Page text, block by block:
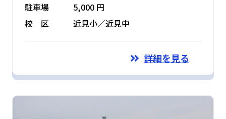
駐車場
5,000 円
校 区
近見小／近見中
詳細を見る